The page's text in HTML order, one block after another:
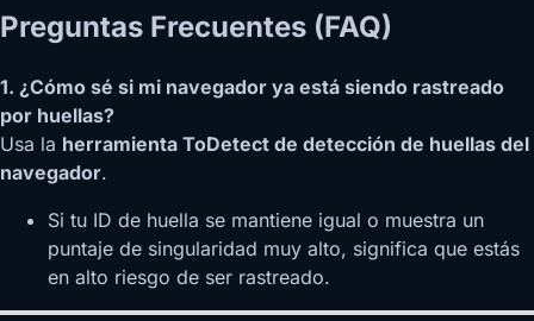
Preguntas Frecuentes (FAQ)
1. ¿Cómo sé si mi navegador ya está siendo rastreado
por huellas?
Usa la herramienta ToDetect de detección de huellas del
navegador.
Si tu ID de huella se mantiene igual o muestra un
puntaje de singularidad muy alto, significa que estás
en alto riesgo de ser rastreado.